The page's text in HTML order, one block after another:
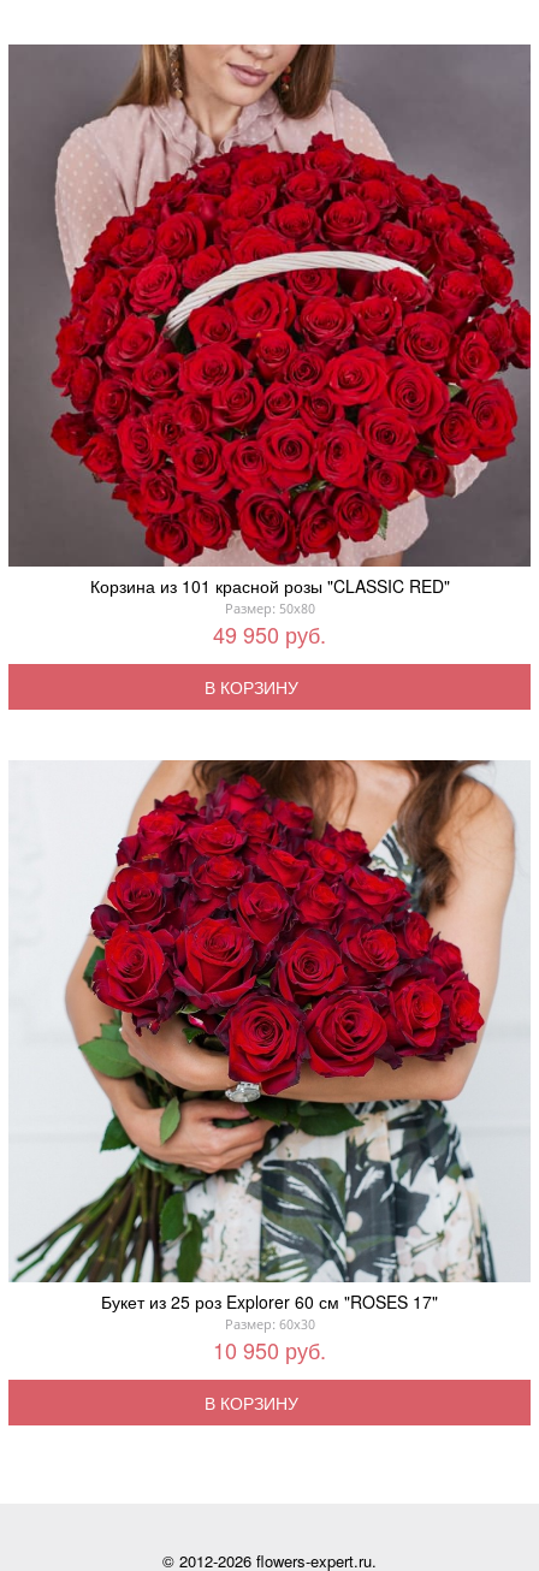
Корзина из 101 красной розы "CLASSIC RED"
Размер: 50x80
49 950 руб.
В КОРЗИНУ
Букет из 25 роз Explorer 60 см "ROSES 17"
Размер: 60x30
10 950 руб.
В КОРЗИНУ
© 2012-2026 flowers-expert.ru.